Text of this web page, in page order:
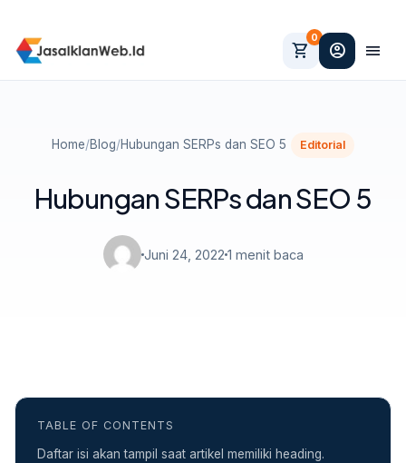
shopping_cart
0
account_circle menu
Home/Blog/Hubungan SERPs dan SEO 5 Editorial
Hubungan SERPs dan SEO 5
Juni 24, 2022 1 menit baca
TABLE OF CONTENTS
Daftar isi akan tampil saat artikel memiliki heading.